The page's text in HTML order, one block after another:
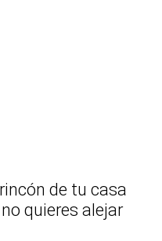
de tu casa
quieres alejar